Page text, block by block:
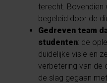
terecht. Bovendien
begeleid door de
Gedreven team
studenten: de
duidelijke visie en
verbetering van de
de slag gegaan